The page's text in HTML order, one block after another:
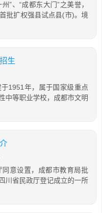
”、“成都东大门”之美誉，
批扩权强县试点县(市)。境
生
1951年，属于国家级重点
中等职业学校，成都市文明
意设置，成都市教育局批
川省民政厅登记成立的一所